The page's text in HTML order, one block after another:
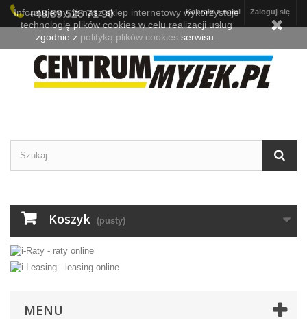
Zaloguj się
Kontakt z nami
+48 89 526 71 90
Koszyk (pusty)
MENU
Informujemy, iż nasz sklep internetowy wykorzystuje
technologię plików cookies w celu realizacji usług
zgodnie z polityką plików cookies serwisu.